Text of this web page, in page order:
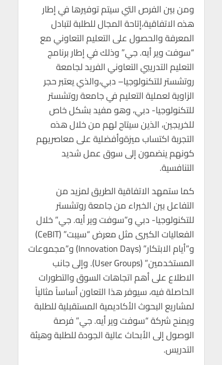
ومن بين الفرص التي سيتم توفيرها في إطار
هذه الاتفاقية،إتاحة المجال للطلبة لتبادل
المعرفة والحصول على التعليم التعاوني مع
“سوفت وير أيه. جي” وذلك في إطار برنامج
التعليم التدريبي التعاوني الفريد لجامعة
روتشستر للتكنولوجيا– دبي،والذي يعتبر حجر
الزاوية لعملية التعليم في جامعة روتشستر
للتكنولوجيا- دبي، وهو مفيد بشكل خاص
للخريجين، الذين سيتاح لهم من خلال هذه
التجربة اكتساب ميزةوأفضلية على معاصريهم
كونهم ينضمون إلى سوق عمل شديد
التنافسية.
كما ستمهد الاتفاقية الطريق لمزيد من
التفاعل بين الخبراء من جامعة روتشستر
للتكنولوجيا- دبي و”سوفت وير أيه. جي” خلال
الفعاليات الكبرى مثل معرض “سيبت” (CeBIT)
و”أيام الابتكار” (Innovation Days) و”مجموعات
المستخدمين” (User Groups). وإلى جانب
الاطلاع على أهم اتجاهات السوق والتطورات
الحاصلة فيه، سيوفر هذا التعاون أساساً مثالياً
لمشاريع البحوث الأكاديمية المستقبلية للطلبة
ويمنح شركة “سوفت وير أيه. جي” فرصة
الوصول إلى الأبحاث عالية الجودة للطلبة وهيئة
التدريس.